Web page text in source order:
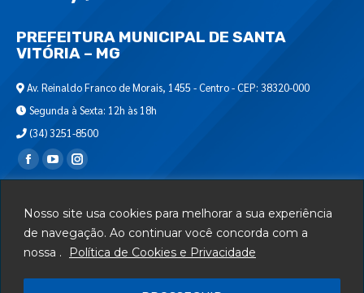
Nosso site usa cookies para melhorar a sua experiência
de navegação. Ao continuar você concorda com a
nossa .
Política de Cookies e Privacidade
PREFEITURA MUNICIPAL DE SANTA
VITÓRIA – MG
Av. Reinaldo Franco de Morais, 1455 - Centro - CEP: 38320-000
Segunda à Sexta: 12h às 18h
(34) 3251-8500
Encontre-nos em:
Departamento de T.I.
Serviços